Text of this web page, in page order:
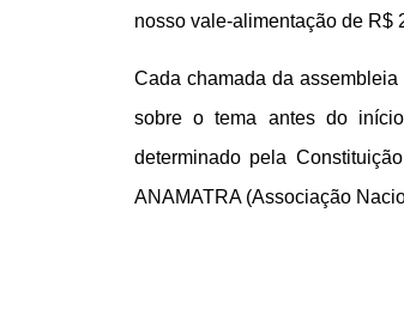
nosso vale-alimentação de R$
Cada chamada da
sobre o tema antes do
determinado pela
ANAMATRA (Associação